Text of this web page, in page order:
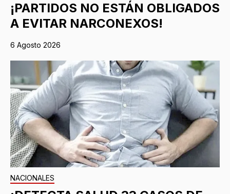
¡PARTIDOS NO ESTÁN OBLIGADOS
A EVITAR NARCONEXOS!
6 Agosto 2026
NACIONALES